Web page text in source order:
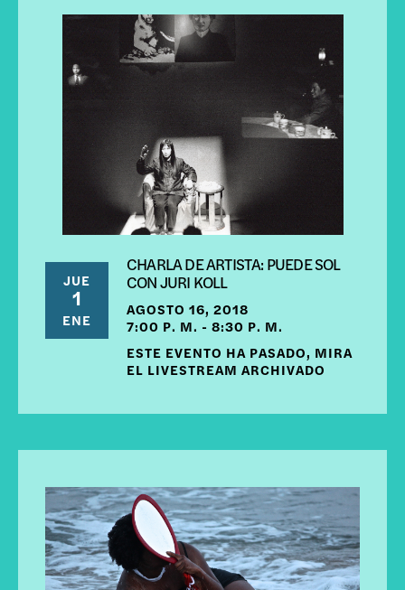
JUE
1
ENE
CHARLA DE ARTISTA: PUEDE SOL
CON JURI KOLL
AGOSTO 16, 2018
7:00 P. M. - 8:30 P. M.
ESTE EVENTO HA PASADO, MIRA
EL LIVESTREAM ARCHIVADO